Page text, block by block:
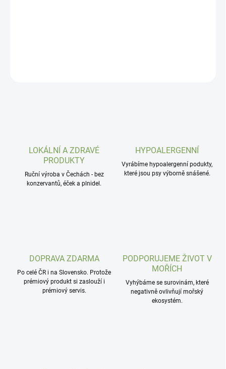
LOKÁLNÍ A ZDRAVÉ
PRODUKTY
Ruční výroba v Čechách - bez
konzervantů, éček a plnidel.
HYPOALERGENNÍ
Vyrábíme hypoalergenní podukty,
které jsou psy výborně snášené.
DOPRAVA ZDARMA
Po celé ČR i na Slovensko. Protože
prémiový produkt si zaslouží i
prémiový servis.
PODPORUJEME ŽIVOT V
MOŘÍCH
Vyhýbáme se surovinám, které
negativně ovlivňují mořský
ekosystém.